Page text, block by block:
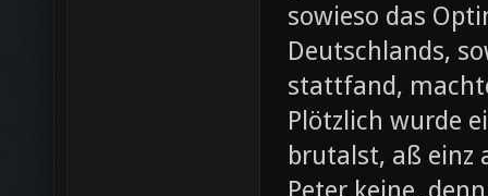
sowieso das
Deutschlands,
stattfand,
Plötzlich wurde
brutalst, aß einz